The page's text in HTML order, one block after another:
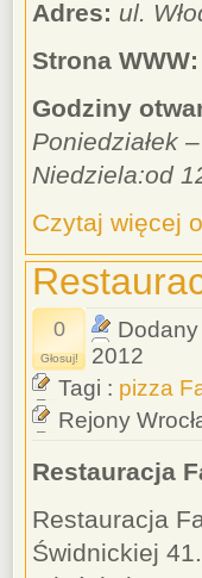
Adres: ul.
Strona WWW:
Godziny
Poniedziałek
Niedziela:od
Czytaj więcej
0
Głosuj!
2012
Tagi : pizza
Rejony
Restauracja
Restauracja
Świdnickiej